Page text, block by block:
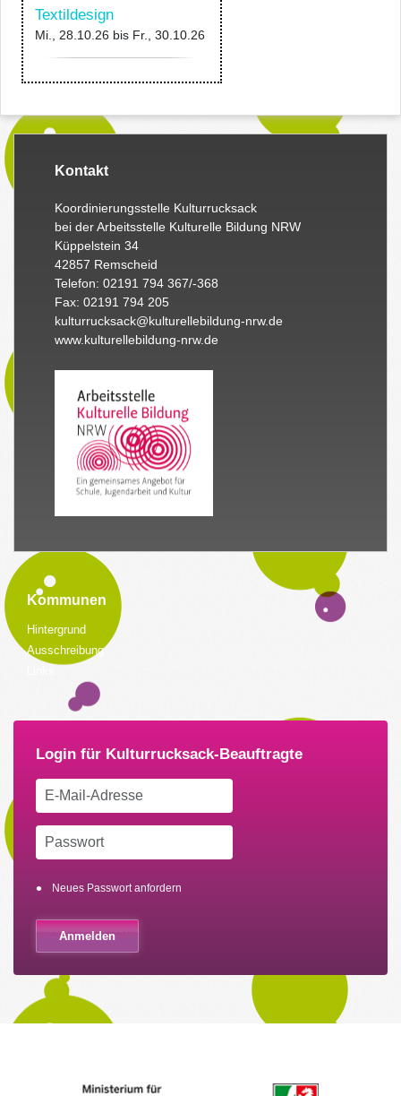
Textildesign
Mi., 28.10.26 bis Fr., 30.10.26
Kontakt
Koordinierungsstelle Kulturrucksack
bei der Arbeitsstelle Kulturelle Bildung NRW
Küppelstein 34
42857 Remscheid
Telefon: 02191 794 367/-368
Fax: 02191 794 205
kulturrucksack@kulturellebildung-nrw.de
www.kulturellebildung-nrw.de
Kommunen
Hintergrund
Ausschreibung
Neues Passwort anfordern